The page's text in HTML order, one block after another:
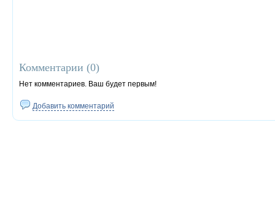
Комментарии (0)
Нет комментариев. Ваш будет первым!
Добавить комментарий